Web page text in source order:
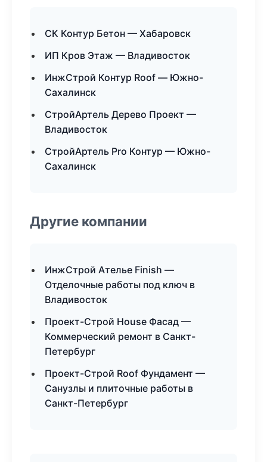
СК Контур Бетон — Хабаровск
ИП Кров Этаж — Владивосток
ИнжСтрой Контур Roof — Южно-
Сахалинск
СтройАртель Дерево Проект —
Владивосток
СтройАртель Pro Контур — Южно-
Сахалинск
Другие компании
ИнжСтрой Ателье Finish —
Отделочные работы под ключ в
Владивосток
Проект-Строй House Фасад —
Коммерческий ремонт в Санкт-
Петербург
Проект-Строй Roof Фундамент —
Санузлы и плиточные работы в
Санкт-Петербург